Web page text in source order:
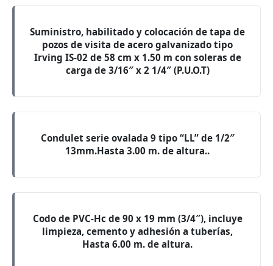
Suministro, habilitado y colocación de tapa de
pozos de visita de acero galvanizado tipo
Irving IS-02 de 58 cm x 1.50 m con soleras de
carga de 3/16″ x 2 1/4″ (P.U.O.T)
Condulet serie ovalada 9 tipo “LL” de 1/2″
13mm.Hasta 3.00 m. de altura..
Codo de PVC-Hc de 90 x 19 mm (3/4″), incluye
limpieza, cemento y adhesión a tuberías,
Hasta 6.00 m. de altura.